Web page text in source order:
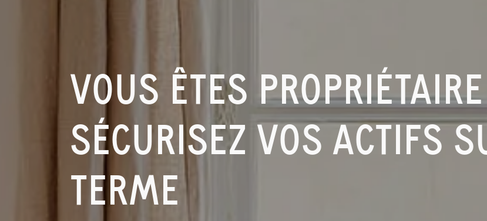
VOUS ÊTES
SÉCURISEZ VOS ACTIFS
TERME